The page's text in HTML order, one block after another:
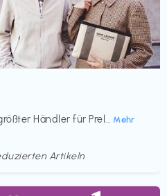
Händler für Prel... Mehr
Artikeln